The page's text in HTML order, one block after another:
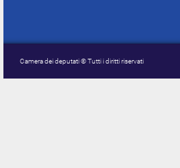
Camera dei deputati © Tutti i diritti riservati